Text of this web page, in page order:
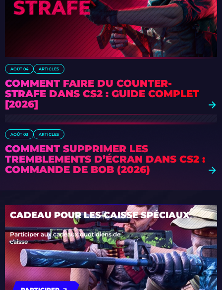
AOÛT 04 ARTICLES
COMMENT FAIRE DU COUNTER-
STRAFE DANS CS2 : GUIDE COMPLET
[2026]
AOÛT 03 ARTICLES
COMMENT SUPPRIMER LES
TREMBLEMENTS D’ÉCRAN DANS CS2 :
COMMANDE DE BOB (2026)
CADEAU POUR LES CAISSE SPÉCIAUX
Participer aux cadeaux quotidiens de
caisse